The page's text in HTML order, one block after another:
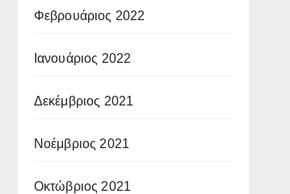
Φεβρουάριος 2022
Ιανουάριος 2022
Δεκέμβριος 2021
Νοέμβριος 2021
Οκτώβριος 2021